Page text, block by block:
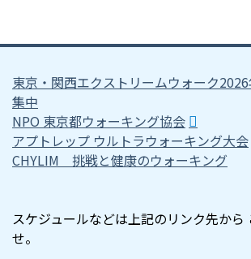
東京・関西エクストリームウォーク
集中
NPO 東京都ウォーキング協会
アプトレップ ウルトラウォーキング大会
CHYLIM 挑戦と健康のウォーキング
スケジュールなどは上記のリンク先から
せ。